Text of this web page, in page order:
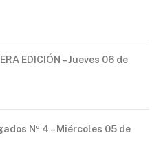
EDICIÓN – Jueves 06 de
Nº 4 – Miércoles 05 de